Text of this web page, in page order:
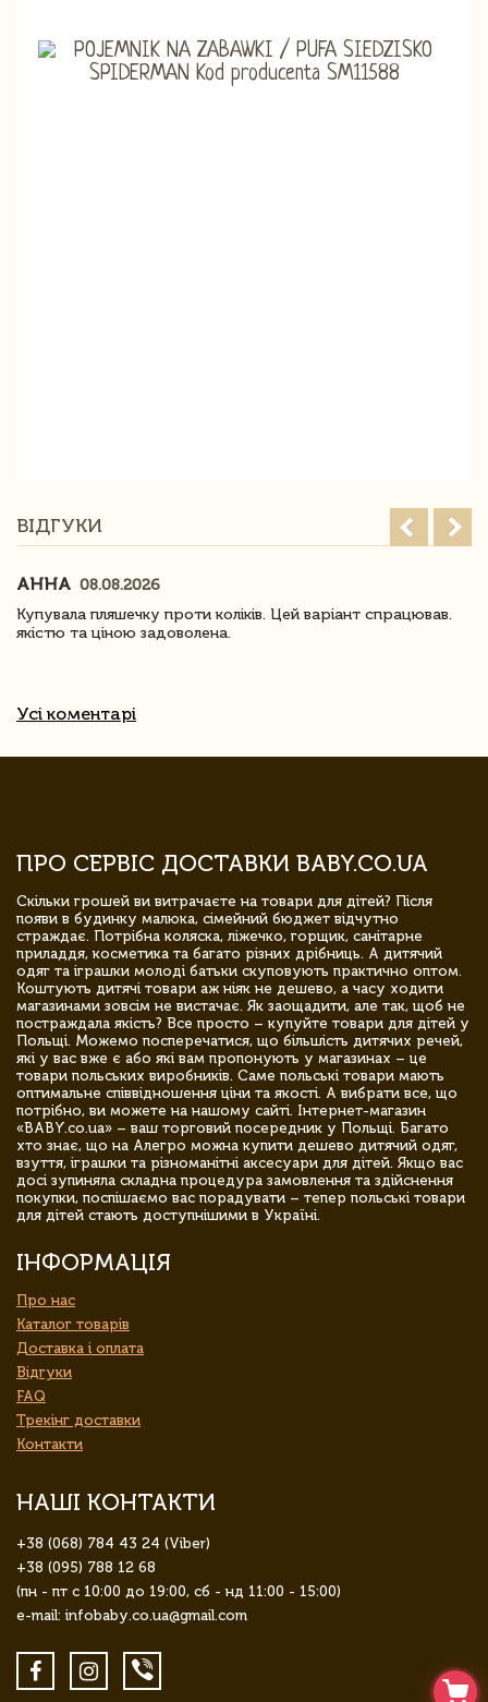
ВІДГУКИ
АННА 08.08.2026
Купувала пляшечку проти коліків. Цей варіант спрацював.
якістю та ціною задоволена.
Усі коментарі
ПРО СЕРВІС ДОСТАВКИ BABY.CO.UA
Скільки грошей ви витрачаєте на товари для дітей? Після
появи в будинку малюка, сімейний бюджет відчутно
страждає. Потрібна коляска, ліжечко, горщик, санітарне
приладдя, косметика та багато різних дрібниць. А дитячий
одяг та іграшки молоді батьки скуповують практично оптом.
Коштують дитячі товари аж ніяк не дешево, а часу ходити
магазинами зовсім не вистачає. Як заощадити, але так, щоб не
постраждала якість? Все просто – купуйте товари для дітей у
Польщі. Можемо посперечатися, що більшість дитячих речей,
які у вас вже є або які вам пропонують у магазинах – це
товари польських виробників. Саме польські товари мають
оптимальне співвідношення ціни та якості. А вибрати все, що
потрібно, ви можете на нашому сайті. Інтернет-магазин
«BABY.co.ua» – ваш торговий посередник у Польщі. Багато
хто знає, що на Алегро можна купити дешево дитячий одяг,
взуття, іграшки та різноманітні аксесуари для дітей. Якщо вас
досі зупиняла складна процедура замовлення та здійснення
покупки, поспішаємо вас порадувати – тепер польські товари
для дітей стають доступнішими в Україні.
ІНФОРМАЦІЯ
Про нас
Каталог товарів
Доставка і оплата
Відгуки
FAQ
Трекінг доставки
Контакти
НАШІ КОНТАКТИ
+38 (068) 784 43 24 (Viber)
+38 (095) 788 12 68
(пн - пт с 10:00 до 19:00, сб - нд 11:00 - 15:00)
e-mail: infobaby.co.ua@gmail.com